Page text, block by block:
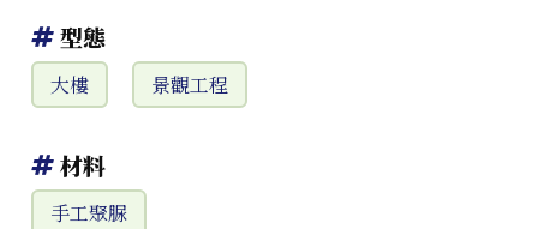
型態
大樓 景觀工程
材料
手工聚脲